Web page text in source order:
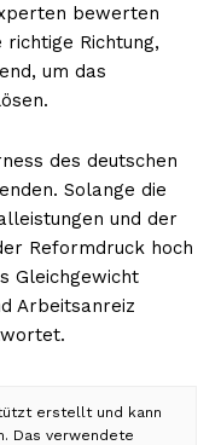
bewerten
Richtung,
um das
des deutschen
Solange die
und der
Reformdruck hoch
Gleichgewicht
Arbeitsanreiz
erstellt und kann
Das verwendete